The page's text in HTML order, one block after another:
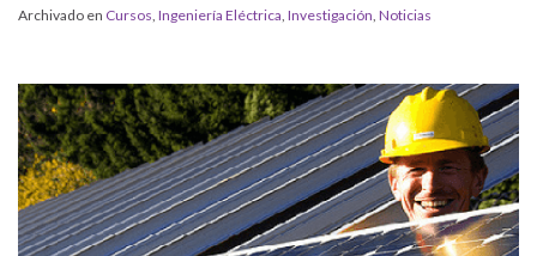
Archivado en Cursos Ingeniería Eléctrica Investigación Noticias